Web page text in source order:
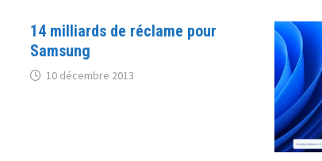
14 milliards de réclame pour
Samsung
10 décembre 2013